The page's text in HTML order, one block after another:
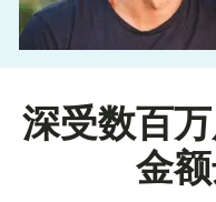
深受数百
金